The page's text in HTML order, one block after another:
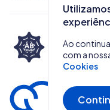
Ao
com a
Cookies
Eleita 3x a
ABCOMM